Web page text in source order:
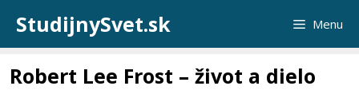
obsah
StudijnySvet.sk Menu
Robert Lee Frost – život a dielo